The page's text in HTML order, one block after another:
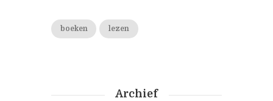
boeken lezen
Archief